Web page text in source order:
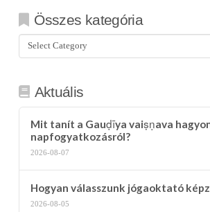
Összes kategória
Összes
kategória
Aktuális
Mit tanít a Gauḍīya vaiṣṇava
napfogyatkozásról?
2026-08-07
Hogyan válasszunk jógaoktató
2026-08-05